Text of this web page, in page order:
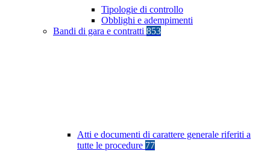
Tipologie di controllo
Obblighi e adempimenti
Bandi di gara e contratti 853
Atti e documenti di carattere generale riferiti a
tutte le procedure 77